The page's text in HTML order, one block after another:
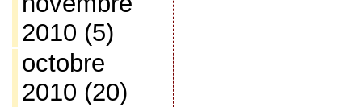
2010 (5)
octobre
2010 (20)